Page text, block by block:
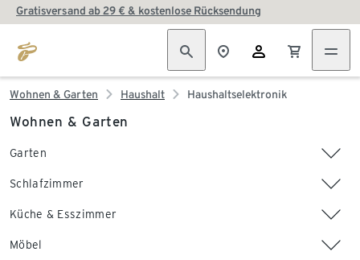
Gratisversand ab 29 € & kostenlose Rücksendung
Wohnen & Garten Haushalt Haushaltselektronik
Wohnen & Garten
Garten
Schlafzimmer
Küche & Esszimmer
Möbel